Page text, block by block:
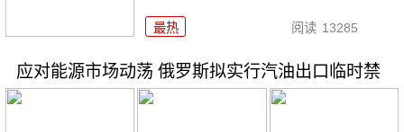
最热 阅读 13285
应对能源市场动荡 俄罗斯拟实行汽油出口临时禁